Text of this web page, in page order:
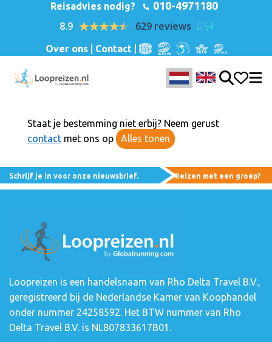
Reisadvies nodig? 010-4971180
8.9 629 reviews
Over ons Contact
Staat je bestemming niet erbij? Neem gerust
contact met ons op Alles tonen
Schrijf je in voor onze nieuwsbrief. Reizen met een groep?
Loopreizen is een handelsnaam van Rho Delta Travel B.V.,
geregistreerd bij de Nederlandse Kamer van Koophandel
onder nummer 24258592. Het BTW nummer van Rho
Delta Travel B.V. is NL807833617B01.